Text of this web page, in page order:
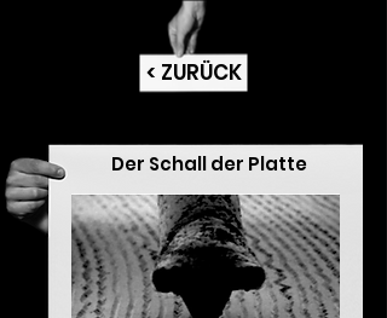
< ZURÜCK
Der Schall der Platte